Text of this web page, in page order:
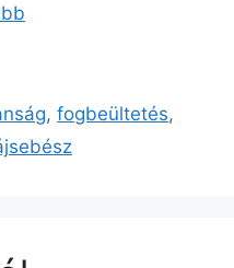
,fogbeültetés,